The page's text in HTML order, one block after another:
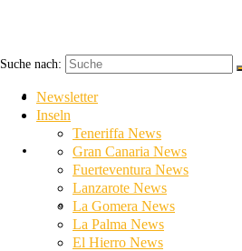
Newsletter
Inseln
Teneriffa News
Suche nach:
Newsletter
Inseln
Teneriffa News
Gran Canaria News
Fuerteventura News
Lanzarote News
La Gomera News
La Palma News
El Hierro News